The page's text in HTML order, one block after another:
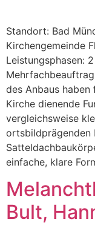
Standort: Bad
Kirchengemeinde
Leistungsphasen:
des Anbaus haben
Kirche dienende
vergleichsweise
ortsbildprägenden
einfache, klare
Bult,